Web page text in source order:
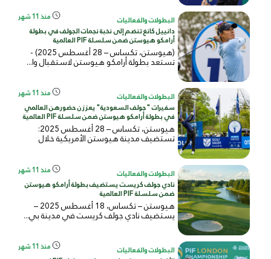
البطولات والفعاليات منذ 11 شهر
دانييل كانغ تنضم إلى نخبة نجمات الجولف في بطولة
أرامكو هيوستن ضمن سلسلة PIF العالمية
(هيوستن، تكساس – 28 أغسطس 2025) -
تستعد بطولة أرامكو هيوستن لاستقبال وا...
البطولات والفعاليات منذ 11 شهر
سفيرات "جولف السعودية" يعززن حضورهن العالمي
في بطولة أرامكو هيوستن ضمن سلسلة PIF العالمية
هيوستن، تكساس – 28 أغسطس 2025:
تستضيف مدينة هيوستن الأمريكية خلال
البطولات والفعاليات منذ 11 شهر
نادي جولف كريست يستضيف بطولة أرامكو هيوستن
ضمن سلسلة PIF العالمية
هيوستن – تكساس، 18 أغسطس 2025 –
يستضيف نادي جولف كريست في مدينة بي...
البطولات والفعاليات منذ 11 شهر